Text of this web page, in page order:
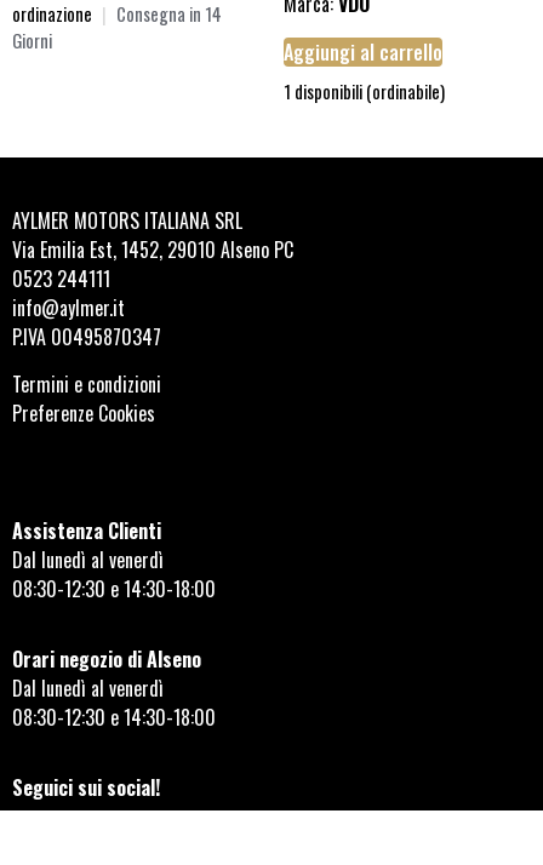
ordinazione | Consegna in 14
Giorni
Aggiungi al carrello
1 disponibili (ordinabile)
AYLMER MOTORS ITALIANA SRL
Via Emilia Est, 1452, 29010 Alseno PC
0523 244111
info@aylmer.it
P.IVA 00495870347
Termini e condizioni
Preferenze Cookies
Assistenza Clienti
Dal lunedì al venerdì
08:30-12:30 e 14:30-18:00
Orari negozio di Alseno
Dal lunedì al venerdì
08:30-12:30 e 14:30-18:00
Seguici sui social!